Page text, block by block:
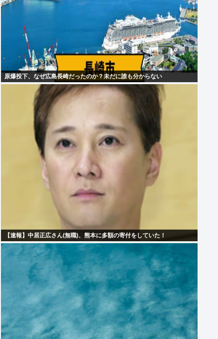
原爆投下、なぜ広島長崎だったのか？未だに誰も分からない
【速報】中居正広さん(無職)、熊本に多額の寄付をしていた！